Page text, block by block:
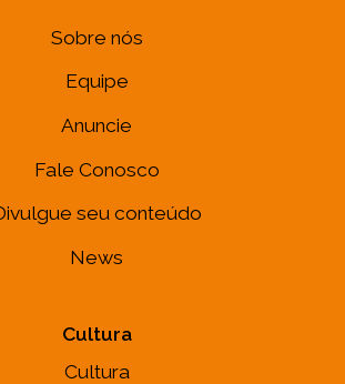
Sobre nós
Equipe
Anuncie
Fale Conosco
seu conteúdo
News
Cultura
Cultura